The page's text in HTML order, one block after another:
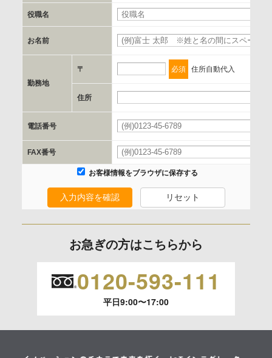
書類の送付又は電子的な方法
d.提供先および管理者
当社とイベント/セミナーを共同で開催する企業/団体
e.個人情報取り扱いに関する契約
当社と当該企業/団体とは、個人情報取扱に関する覚書の締結
を行います。
委託の有無
利用目的の通知、開示、内容の訂正、追加または削除、利用
います。）に応じます。
開示等のご請求は、下記お問い合わせ先窓口へご連絡願いま
す。
役職名
お名前
勤務地
〒 必須 住所自動代入
住所
電話番号
FAX番号
お客様情報をブラウザに保存する
入力内容を確認 リセット
お急ぎの方はこちらから
0120-593-111
平日9:00〜17:00